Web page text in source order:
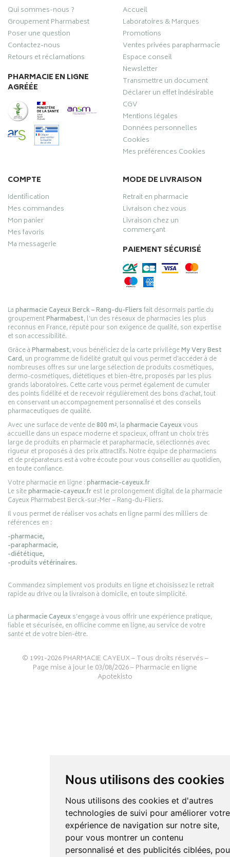
Nous utilisons des cookies
Nous utilisons des cookies et d'autres
technologies de suivi pour améliorer votre
expérience de navigation sur notre site,
pour vous montrer un contenu
personnalisé et des publicités ciblées,
Qui sommes-nous ?
Groupement Pharmabest
Poser une question
Contactez-nous
Retours et réclamations
PHARMACIE EN LIGNE
AGRÉÉE
Accueil
Laboratoires & Marques
Promotions
Ventes privées parapharmacie
Espace conseil
Newsletter
Transmettre un document
Déclarer un effet indésirable
CGV
Mentions légales
Données personnelles
Cookies
Mes préférences Cookies
COMPTE
Identification
Mes commandes
Mon panier
Mes favoris
Ma messagerie
MODE DE LIVRAISON
Retrait en pharmacie
Livraison chez vous
Livraison chez un
commerçant
PAIEMENT SÉCURISÉ
Lapharmacie Cayeux Berck – Rang-du-Fliersfait désormais partie du
groupementPharmabest, l’un des réseaux de pharmacies les plus
reconnus en France, réputé pour son exigence de qualité, son expertise
et son accessibilité.
Grâce àPharmabest, vous bénéficiez de la carte privilègeMy Very Best
Card, un programme de fidélité gratuit qui vous permet d’accéder à de
nombreuses offres sur une large sélection de produits cosmétiques,
dermo-cosmétiques, diététiques et bien-être, proposés par les plus
grands laboratoires. Cette carte vous permet également de cumuler
des points fidélité et de recevoir régulièrement des bons d’achat, tout
en conservant un accompagnement personnalisé et des conseils
pharmaceutiques de qualité.
Avec une surface de vente de800 m², lapharmacie Cayeuxvous
accueille dans un espace moderne et spacieux, offrant un choix très
large de produits en pharmacie et parapharmacie, sélectionnés avec
rigueur et proposés à des prix attractifs. Notre équipe de pharmaciens
et de préparateurs est à votre écoute pour vous conseiller au quotidien,
en toute confiance.
Votre pharmacie en ligne :pharmacie-cayeux.fr
Le sitepharmacie-cayeux.frest le prolongement digital de la pharmacie
Cayeux Pharmabest Berck-sur-Mer – Rang-du-Fliers.
Il vous permet de réaliser vos achats en ligne parmi des milliers de
références en :
-pharmacie,
-parapharmacie,
-diététique,
-produits vétérinaires.
Commandez simplement vos produits en ligne et choisissez le retrait
rapide au drive ou la livraison à domicile, en toute simplicité.
Lapharmacie Cayeuxs’engage à vous offrir une expérience pratique,
fiable et sécurisée, en officine comme en ligne, au service de votre
santé et de votre bien-être.
© 1991-2026PHARMACIE CAYEUX– Tous droits réservés –
Page mise à jour le 03/08/2026 –Pharmacie en ligne
Apotekisto